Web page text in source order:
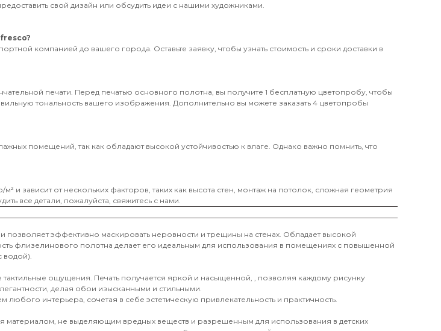
свой дизайн или обсудить идеи с нашими художниками.
компанией до вашего города. Оставьте заявку, чтобы узнать стоимость и сроки доставки в
печати. Перед печатью основного полотна, вы получите 1 бесплатную цветопробу, чтобы
тональность вашего изображения. Дополнительно вы можете заказать 4 цветопробы
помещений, так как обладают высокой устойчивостью к влаге. Однако важно помнить, что
и зависит от нескольких факторов, таких как высота стен, монтаж на потолок, сложная геометрия
все детали, пожалуйста, свяжитесь с нами.
эффективно маскировать неровности и трещины на стенах. Обладает высокой
флизелинового полотна делает его идеальным для использования в помещениях с повышенной
водой).
тактильные ощущения. Печать получается яркой и насыщенной, , позволяя каждому рисунку
делая обои изысканными и стильными.
интерьера, сочетая в себе эстетическую привлекательность и практичность.
не выделяющим вредных веществ и разрешенным для использования в детских